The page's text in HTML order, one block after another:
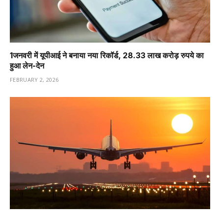
1️जनवरी में यूपीआई ने बनाया नया रिकॉर्ड, 28.33 लाख करोड़ रुपये का
हुआ लेन-देन
FEBRUARY 2, 2026